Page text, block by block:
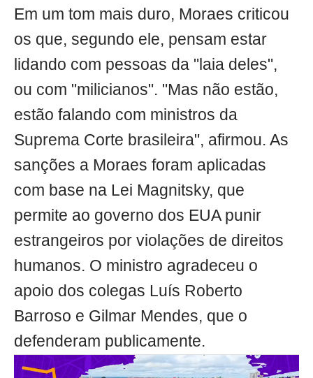
Em um tom mais duro, Moraes criticou
os que, segundo ele, pensam estar
lidando com pessoas da "laia deles",
ou com "milicianos". "Mas não estão,
estão falando com ministros da
Suprema Corte brasileira", afirmou. As
sanções a Moraes foram aplicadas
com base na Lei Magnitsky, que
permite ao governo dos EUA punir
estrangeiros por violações de direitos
humanos. O ministro agradeceu o
apoio dos colegas Luís Roberto
Barroso e Gilmar Mendes, que o
defenderam publicamente.